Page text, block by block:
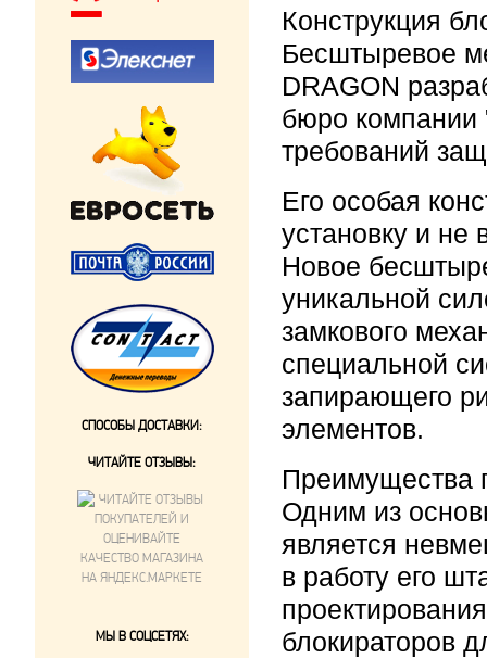
Конструкция
Бесштыревое
DRAGON
бюро
требований
Его особая
установку и не
Новое
уникальной
замкового
специальной
запирающего
элементов.
Преимущества
Одним из
является
в работу его
блокираторов
СПОСОБЫ ДОСТАВКИ:
ЧИТАЙТЕ ОТЗЫВЫ:
МЫ В СОЦСЕТЯХ: